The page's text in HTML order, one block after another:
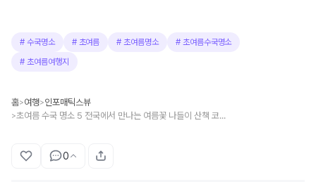
# 수국명소 # 초여름 #초여름명소 # 초여름수국명소
# 초여름여행지
홈>여행>인포매틱스뷰
> 초여름 수국 명소 5 전국에서 만나는 여름꽃 나들이 산책 코스 추천
0